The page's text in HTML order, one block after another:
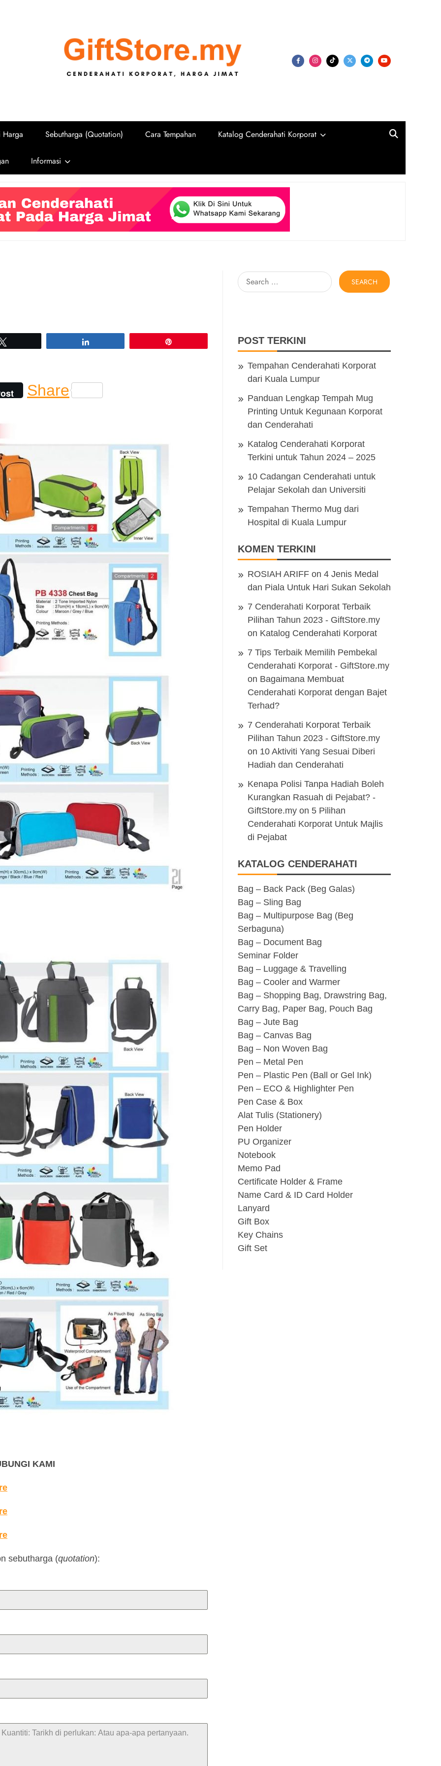
Harga Sebutharga (Quotation) Cara Tempahan Katalog Cenderahati Korporat
Informasi
Share
KAMI
sebutharga (quotation):
Search
for:
POST TERKINI
Tempahan Cenderahati Korporat
dari Kuala Lumpur
Panduan Lengkap Tempah Mug
Printing Untuk Kegunaan Korporat
dan Cenderahati
Katalog Cenderahati Korporat
Terkini untuk Tahun 2024 – 2025
10 Cadangan Cenderahati untuk
Pelajar Sekolah dan Universiti
Tempahan Thermo Mug dari
Hospital di Kuala Lumpur
KOMEN TERKINI
ROSIAH ARIFF on 4 Jenis Medal
dan Piala Untuk Hari Sukan Sekolah
7 Cenderahati Korporat Terbaik
Pilihan Tahun 2023 - GiftStore.my
on Katalog Cenderahati Korporat
7 Tips Terbaik Memilih Pembekal
Cenderahati Korporat - GiftStore.my
on Bagaimana Membuat
Cenderahati Korporat dengan Bajet
Terhad?
7 Cenderahati Korporat Terbaik
Pilihan Tahun 2023 - GiftStore.my
on 10 Aktiviti Yang Sesuai Diberi
Hadiah dan Cenderahati
Kenapa Polisi Tanpa Hadiah Boleh
Kurangkan Rasuah di Pejabat? -
GiftStore.my on 5 Pilihan
Cenderahati Korporat Untuk Majlis
di Pejabat
KATALOG CENDERAHATI
Bag – Back Pack (Beg Galas)
Bag – Sling Bag
Bag – Multipurpose Bag (Beg
Serbaguna)
Bag – Document Bag
Seminar Folder
Bag – Luggage & Travelling
Bag – Cooler and Warmer
Bag – Shopping Bag, Drawstring Bag,
Carry Bag, Paper Bag, Pouch Bag
Bag – Jute Bag
Bag – Canvas Bag
Bag – Non Woven Bag
Pen – Metal Pen
Pen – Plastic Pen (Ball or Gel Ink)
Pen – ECO & Highlighter Pen
Pen Case & Box
Alat Tulis (Stationery)
Pen Holder
PU Organizer
Notebook
Memo Pad
Certificate Holder & Frame
Name Card & ID Card Holder
Lanyard
Gift Box
Key Chains
Gift Set